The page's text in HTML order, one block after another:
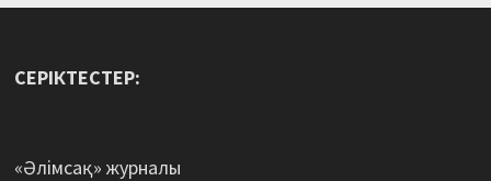
СЕРІКТЕСТЕР:
«Әлімсақ» журналы